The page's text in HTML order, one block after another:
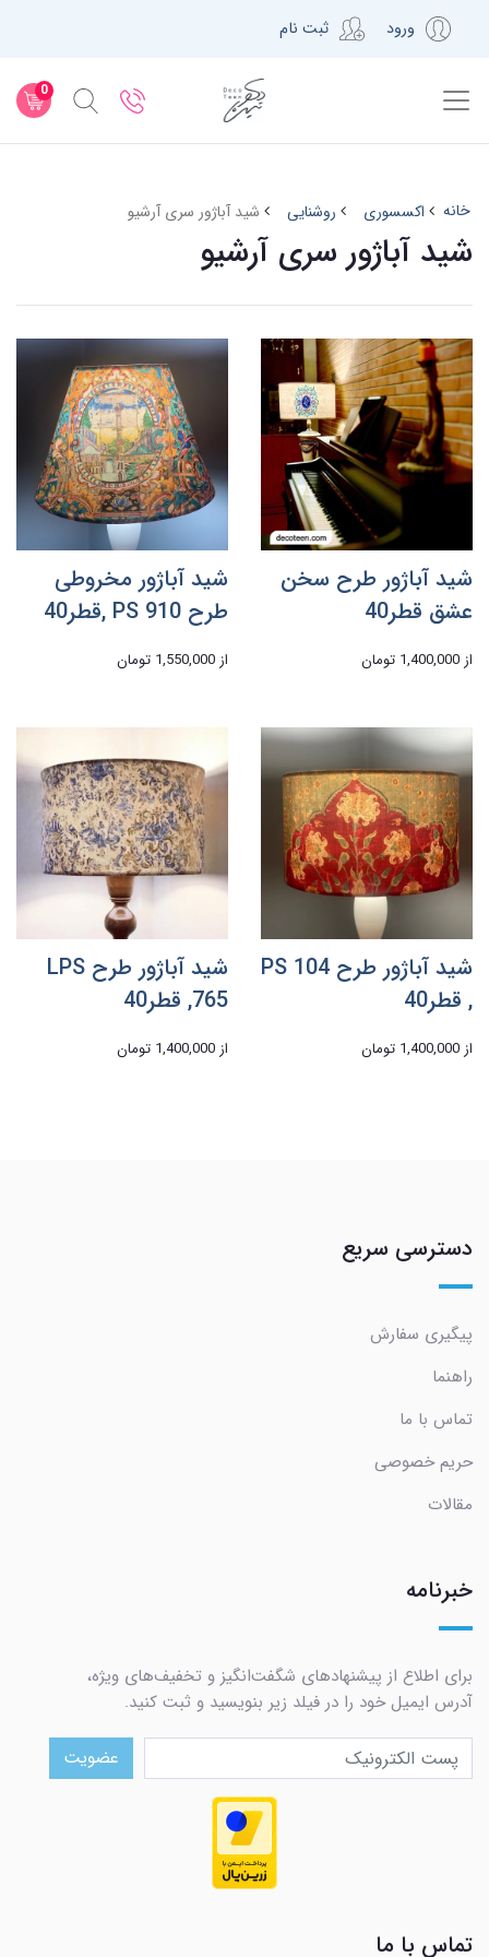
ورود ثبت نام
0
خانه اکسسوری روشنایی شید آباژور سری آرشیو
شید آباژور سری آرشیو
شید آباژور طرح سخن
عشق قطر40
از 1,400,000 تومان
شید آباژور مخروطی
طرح PS 910 ,قطر40
از 1,550,000 تومان
شید آباژور طرح PS 104
, قطر40
از 1,400,000 تومان
شید آباژور طرح LPS
765, قطر40
از 1,400,000 تومان
دسترسی سریع
پیگیری سفارش
راهنما
تماس با ما
حریم خصوصی
مقالات
خبرنامه
برای اطلاع از پیشنهادهای شگفت‌انگیز و تخفیف‌های ویژه،
آدرس ایمیل خود را در فیلد زیر بنویسید و ثبت کنید.
عضویت
تماس با ما